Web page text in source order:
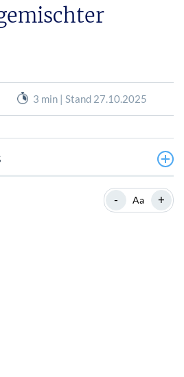
3 min | Stand 27.10.2025
von Ethereum
- Aa +